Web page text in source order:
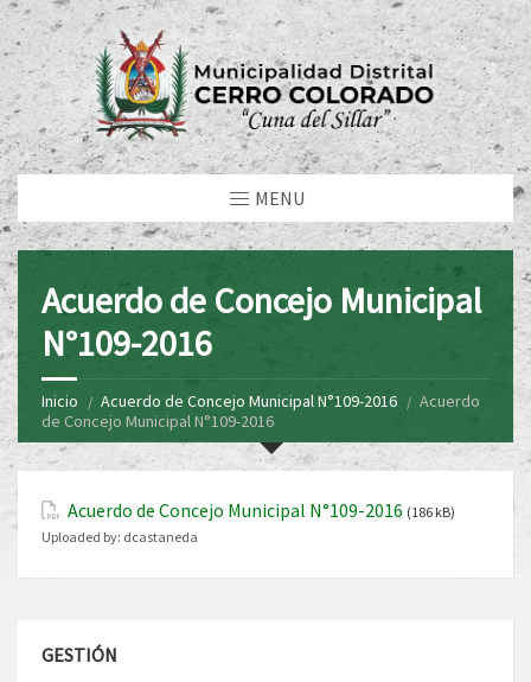
MENU
Acuerdo de Concejo Municipal
N°109-2016
Inicio Acuerdo de Concejo Municipal N°109-2016
Acuerdo
de Concejo Municipal N°109-2016
Acuerdo de Concejo Municipal N°109-2016 (186 kB)
Uploaded by: dcastaneda
GESTIÓN